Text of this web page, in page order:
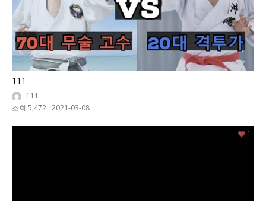
111
111
조회 5,472 · 2021-03-08
1